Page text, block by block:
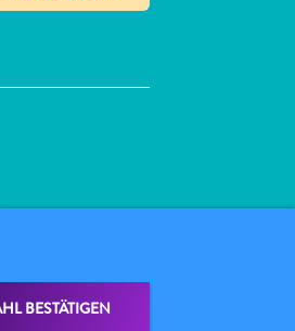
✕
BESTÄTIGEN